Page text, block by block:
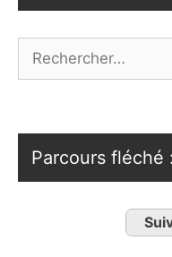
Parcours fléché